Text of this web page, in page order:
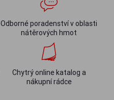
Odborné poradenství v oblasti
nátěrových hmot
Chytrý online katalog a
nákupní rádce